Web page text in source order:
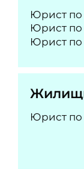
Юрист по
Юрист по
Юрист по
Юрист